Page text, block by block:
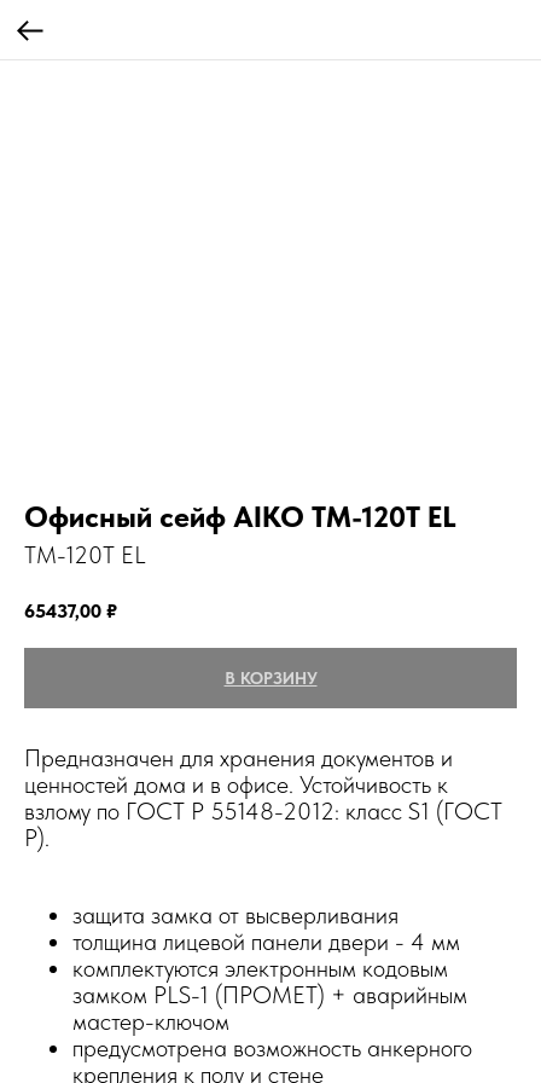
Офисный сейф AIKO TM-120T EL
TM-120T EL
65437,00 ₽
В КОРЗИНУ
Предназначен для хранения документов и
ценностей дома и в офисе. Устойчивость к
взлому по ГОСТ Р 55148-2012: класс S1 (ГОСТ
Р).
защита замка от высверливания
толщина лицевой панели двери - 4 мм
комплектуются электронным кодовым
замком PLS-1 (ПРОМЕТ) + аварийным
мастер-ключом
предусмотрена возможность анкерного
крепления к полу и стене